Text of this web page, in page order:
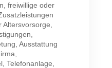
freiwillige oder
Ausstattung
Telefonanlage,